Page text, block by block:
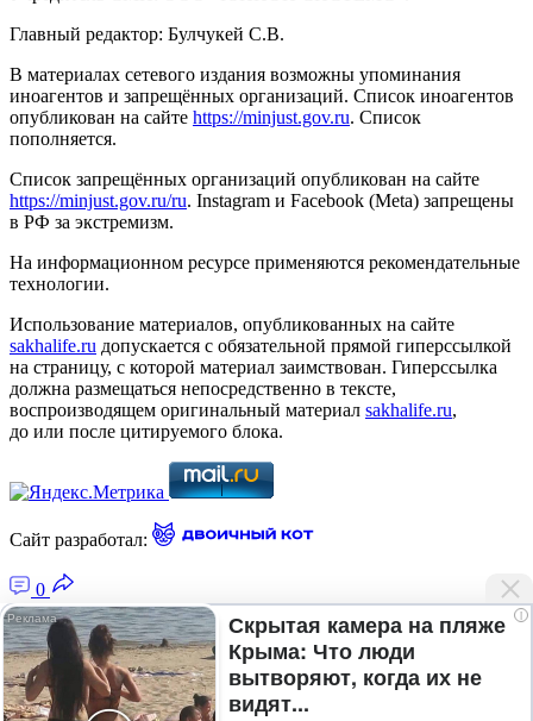
Главный редактор: Булчукей С.В.
В материалах сетевого издания возможны упоминания
иноагентов и запрещённых организаций. Список иноагентов
опубликован на сайте https://minjust.gov.ru. Список
пополняется.
Список запрещённых организаций опубликован на сайте
https://minjust.gov.ru/ru. Instagram и Facebook (Metа) запрещены
в РФ за экстремизм.
На информационном ресурсе применяются рекомендательные
технологии.
Использование материалов, опубликованных на сайте
sakhalife.ru допускается с обязательной прямой гиперссылкой
на страницу, с которой материал заимствован. Гиперссылка
должна размещаться непосредственно в тексте,
воспроизводящем оригинальный материал sakhalife.ru,
до или после цитируемого блока.
Сайт разработал:
0
Главная — Новости Якутии и мира
Лента новостей
Рубрики
i
Скрытая камера на пляже
Крыма: Что люди
вытворяют, когда их не
видят...